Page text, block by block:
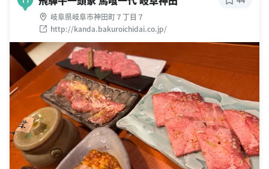
岐阜県岐阜市神田町７丁目７
http://kanda.bakuroichidai.co.jp/